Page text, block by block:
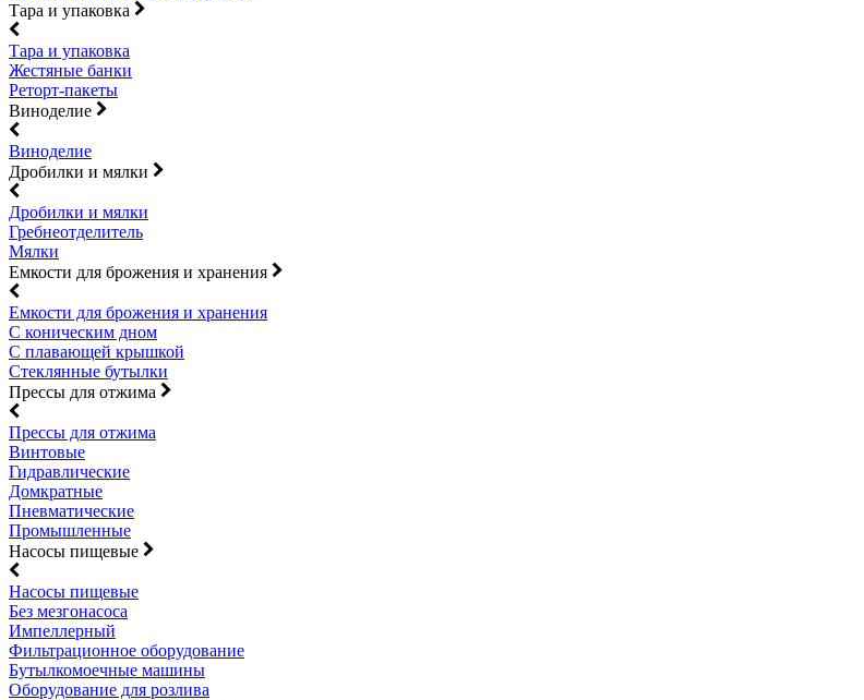
Тара и упаковка
Тара и упаковка
Жестяные банки
Реторт-пакеты
Виноделие
Виноделие
Дробилки и мялки
Дробилки и мялки
Гребнеотделитель
Мялки
Емкости для брожения и хранения
Емкости для брожения и хранения
С коническим дном
С плавающей крышкой
Стеклянные бутылки
Прессы для отжима
Прессы для отжима
Винтовые
Гидравлические
Домкратные
Пневматические
Промышленные
Насосы пищевые
Насосы пищевые
Без мезгонасоса
Импеллерный
Фильтрационное оборудование
Бутылкомоечные машины
Оборудование для розлива